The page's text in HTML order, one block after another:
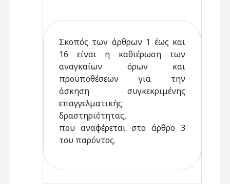
Σκοπός των άρθρων 1 έως και
16 είναι η καθιέρωση των
αναγκαίων όρων και
προϋποθέσεων για την
άσκηση συγκεκριμένης
επαγγελματικής
δραστηριότητας,
που αναφέρεται στο άρθρο 3
του παρόντος.